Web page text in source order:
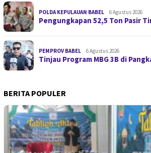
POLDA KEPULAUAN BABEL 6 Agustus 2026
Pengungkapan 52,5 Ton Pasir
PEMPROV BABEL 6 Agustus 2026
Tinjau Program MBG 3B di
BERITA POPULER